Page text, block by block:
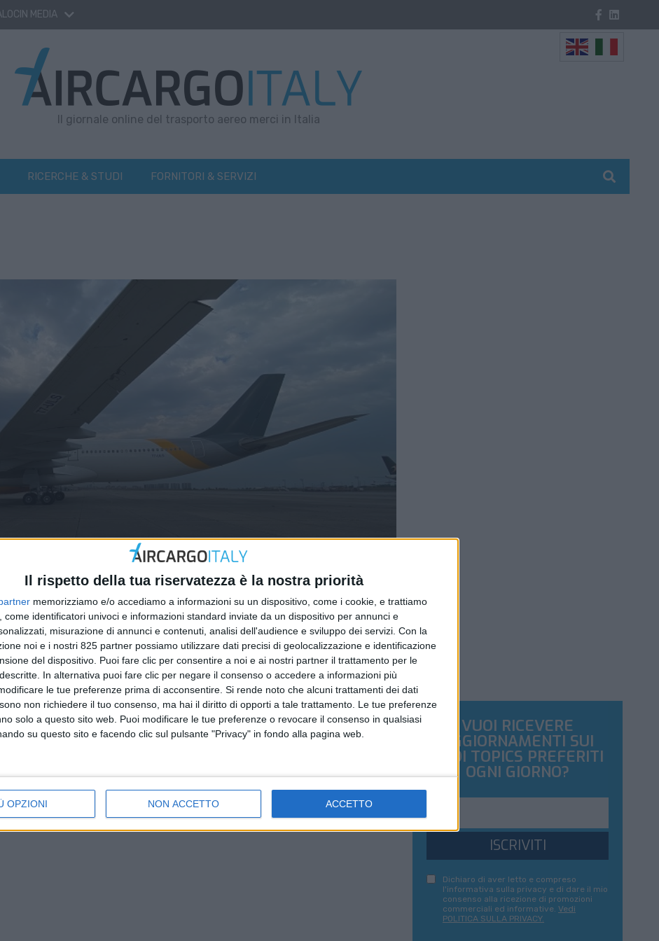
Il rispetto della tua riservatezza è la nostra priorità
memorizziamo e/o accediamo a informazioni su un dispositivo, come i cookie, e trattiamo
come identificatori univoci e informazioni standard inviate da un dispositivo per annunci e
misurazione di annunci e contenuti, analisi dell'audience e sviluppo dei servizi. Con la
noi e i nostri 825 partner possiamo utilizzare dati precisi di geolocalizzazione e identificazione
del dispositivo. Puoi fare clic per consentire a noi e ai nostri partner il trattamento per le
In alternativa puoi fare clic per negare il consenso o accedere a informazioni più
le tue preferenze prima di acconsentire. Si rende noto che alcuni trattamenti dei dati
non richiedere il tuo consenso, ma hai il diritto di opporti a tale trattamento. Le tue preferenze
solo a questo sito web. Puoi modificare le tue preferenze o revocare il consenso in qualsiasi
su questo sito e facendo clic sul pulsante "Privacy" in fondo alla pagina web.
OPZIONI NON ACCETTO ACCETTO
MEDIA
Il giornale online del trasporto aereo merci in Italia
RICERCHE & STUDI FORNITORI & SERVIZI
nuovi A330-300 di San Marino
VUOI RICEVERE
AGGIORNAMENTI SUI
TUOI TOPICS PREFERITI
OGNI GIORNO?
ISCRIVITI
Dichiaro di aver letto e compreso
l'informativa sulla privacy e di dare il mio
consenso alla ricezione di promozioni
commerciali ed informative. Vedi
POLITICA SULLA PRIVACY.